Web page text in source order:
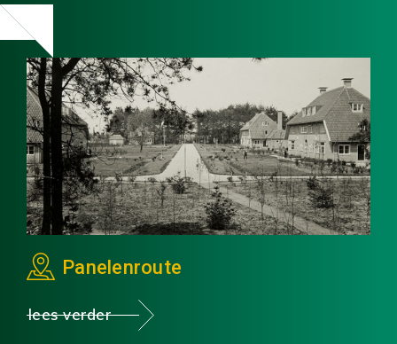
Panelenroute
lees verder